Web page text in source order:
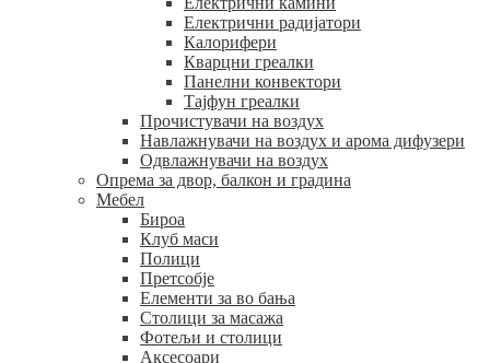
Електрични радијатори
Калорифери
Кварцни греалки
Панелни конвектори
Тајфун греалки
Прочистувачи на воздух
Навлажнувачи на воздух и арома дифузери
Одвлажнувачи на воздух
Опрема за двор, балкон и градина
Мебел
Бироа
Клуб маси
Полици
Претсобје
Елементи за во бања
Столици за масажа
Фотељи и столици
Аксесоари